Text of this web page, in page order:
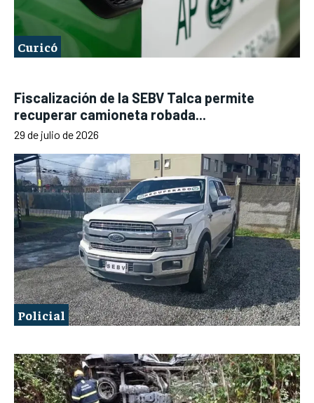
Curicó
Fiscalización de la SEBV Talca permite
recuperar camioneta robada...
29 de julio de 2026
Policial